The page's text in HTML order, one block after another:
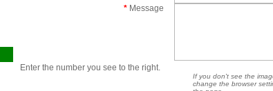
* Message
Enter the number you see to the right.
If you don't see the
change the browser